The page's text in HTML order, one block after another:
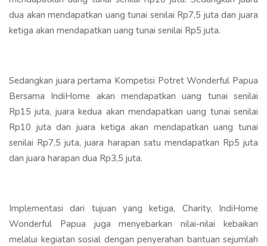
dua akan mendapatkan uang tunai senilai Rp7,5 juta dan juara
ketiga akan mendapatkan uang tunai senilai Rp5 juta.
Sedangkan juara pertama Kompetisi Potret Wonderful Papua
Bersama IndiHome akan mendapatkan uang tunai senilai
Rp15 juta, juara kedua akan mendapatkan uang tunai senilai
Rp10 juta dan juara ketiga akan mendapatkan uang tunai
senilai Rp7,5 juta, juara harapan satu mendapatkan Rp5 juta
dan juara harapan dua Rp3,5 juta.
Implementasi dari tujuan yang ketiga, Charity, IndiHome
Wonderful Papua juga menyebarkan nilai-nilai kebaikan
melalui kegiatan sosial dengan penyerahan bantuan sejumlah